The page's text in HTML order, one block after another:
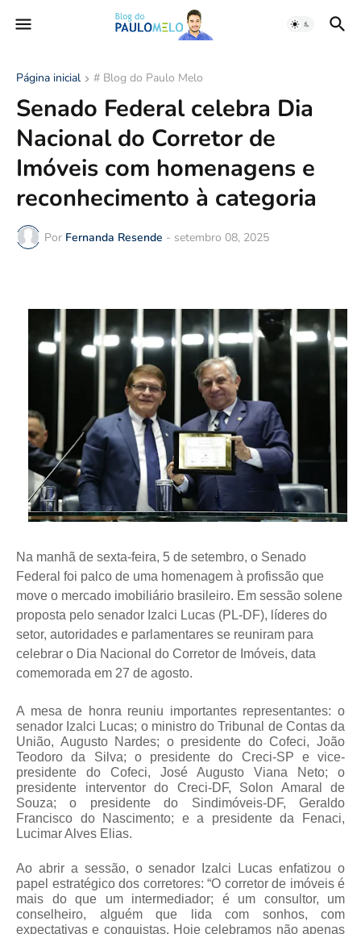
Página inicial # Blog do Paulo Melo
Senado Federal celebra Dia
Nacional do Corretor de
Imóveis com homenagens e
reconhecimento à categoria
Por Fernanda Resende - setembro 08, 2025
Na manhã de sexta-feira, 5 de setembro, o Senado
Federal foi palco de uma homenagem à profissão que
move o mercado imobiliário brasileiro. Em sessão solene
proposta pelo senador Izalci Lucas (PL-DF), líderes do
setor, autoridades e parlamentares se reuniram para
celebrar o Dia Nacional do Corretor de Imóveis, data
comemorada em 27 de agosto.
A mesa de honra reuniu importantes representantes: o
senador Izalci Lucas; o ministro do Tribunal de Contas da
União, Augusto Nardes; o presidente do Cofeci, João
Teodoro da Silva; o presidente do Creci-SP e vice-
presidente do Cofeci, José Augusto Viana Neto; o
presidente interventor do Creci-DF, Solon Amaral de
Souza; o presidente do Sindimóveis-DF, Geraldo
Francisco do Nascimento; e a presidente da Fenaci,
Lucimar Alves Elias.
Ao abrir a sessão, o senador Izalci Lucas enfatizou o
papel estratégico dos corretores: “O corretor de imóveis é
mais do que um intermediador; é um consultor, um
conselheiro, alguém que lida com sonhos, com
expectativas e conquistas. Hoje celebramos não apenas